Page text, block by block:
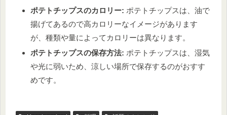
ポテトチップスのカロリー: ポテトチップスは、油で
揚げてあるので高カロリーなイメージがあります
が、種類や量によってカロリーは異なります。
ポテトチップスの保存方法: ポテトチップスは、湿気
や光に弱いため、涼しい場所で保存するのがおすす
めです。